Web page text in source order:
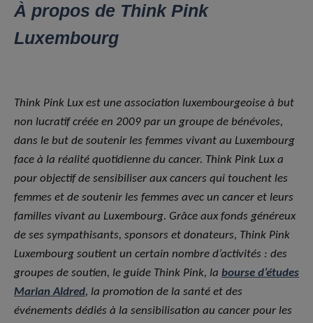
À propos de Think Pink
Luxembourg
Think Pink Lux est une association luxembourgeoise à but
non lucratif créée en 2009 par un groupe de bénévoles,
dans le but de soutenir les femmes vivant au Luxembourg
face à la réalité quotidienne du cancer. Think Pink Lux a
pour objectif de sensibiliser aux cancers qui touchent les
femmes et de soutenir les femmes avec un cancer et leurs
familles vivant au Luxembourg. Grâce aux fonds généreux
de ses sympathisants, sponsors et donateurs, Think Pink
Luxembourg soutient un certain nombre d’activités : des
groupes de soutien, le guide Think Pink, la bourse d’études
Marian Aldred, la promotion de la santé et des
événements dédiés à la sensibilisation au cancer pour les